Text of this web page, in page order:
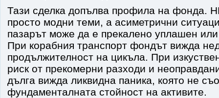
Тази сделка допълва профила на фонда.
просто модни теми, а асиметрични
пазарът може да е прекалено уплашен
При корабния транспорт фондът вижда
продължителност на цикъла. При
риск от прекомерни разходи и
дълга вижда ликвидна паника, която не
фундаменталната стойност на активите.